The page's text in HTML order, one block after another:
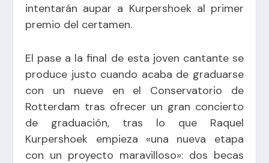
intentarán aupar a Kurpershoek al primer
premio del certamen.
El pase a la final de esta joven cantante se
produce justo cuando acaba de graduarse
con un nueve en el Conservatorio de
Rotterdam tras ofrecer un gran concierto
de graduación, tras lo que Raquel
Kurpershoek empieza «una nueva etapa
con un proyecto maravilloso»: dos becas